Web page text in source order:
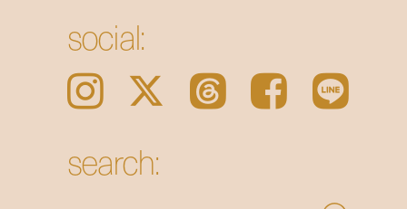
social:
Instagram 𝕏 Threads Facebook LINE
search: